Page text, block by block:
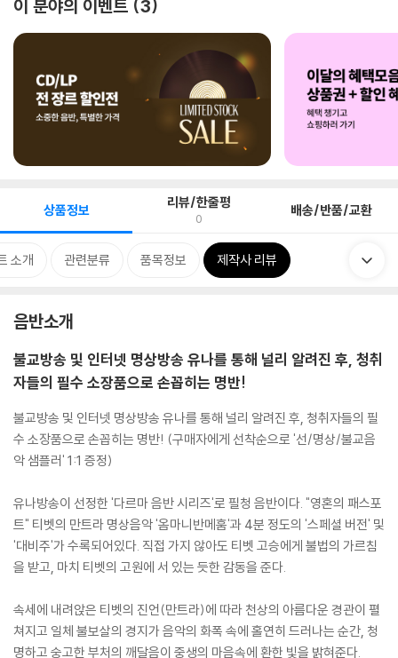
이 분야의 이벤트 3
상품정보 리뷰/한줄평
0 배송/반품/교환
소개 관련분류 품목정보 제작사 리뷰
음반소개
불교방송 및 인터넷 명상방송 유나를 통해 널리 알려진 후, 청취
자들의 필수 소장품으로 손꼽히는 명반!
불교방송 및 인터넷 명상방송 유나를 통해 널리 알려진 후, 청취자들의 필
수 소장품으로 손꼽히는 명반! (구매자에게 선착순으로 '선/명상/불교음
악 샘플러' 1:1 증정)
유나방송이 선정한 '다르마 음반 시리즈'로 필청 음반이다. "영혼의 패스포
트" 티벳의 만트라 명상음악 '옴마니반메훔'과 4분 정도의 '스페셜 버전' 및
'대비주'가 수록되어있다. 직접 가지 않아도 티벳 고승에게 불법의 가르침
을 받고, 마치 티벳의 고원에 서 있는 듯한 감동을 준다.
속세에 내려앉은 티벳의 진언(만트라)에 따라 천상의 아름다운 경관이 펼
쳐지고 일체 불보살의 경지가 음악의 화폭 속에 홀연히 드러나는 순간, 청
명하고 숭고한 부처의 깨달음이 중생의 마음속에 환한 빛을 밝혀준다.